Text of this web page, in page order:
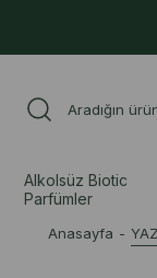
Alkolsüz Biotic
Parfümler
Anasayfa